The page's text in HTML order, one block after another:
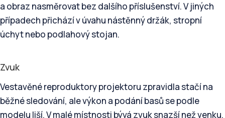
a obraz nasměrovat bez dalšího příslušenství. V jiných
případech přichází v úvahu nástěnný držák, stropní
úchyt nebo podlahový stojan.
Zvuk
Vestavěné reproduktory projektoru zpravidla stačí na
běžné sledování, ale výkon a podání basů se podle
modelu liší. V malé místnosti bývá zvuk snazší než venku,